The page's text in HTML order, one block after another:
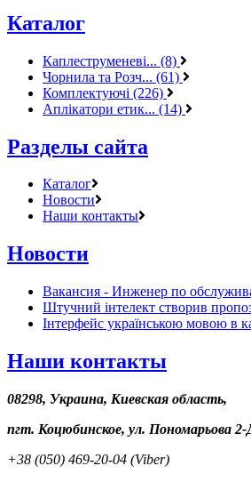
Каталог
Каплеструменеві... (8)
Чорнила та Розч... (61)
Комплектуючі (226)
Аплікатори етик... (14)
Разделы сайта
Каталог
Новости
Наши контакты
Новости
Вакансия - Инженер по
Штучний інтелект створив
Інтерфейс українською мовою в
Наши контакты
08298, Украина, Киевская область,
пгт. Коцюбинское, ул. Пономарьова
+38 (050) 469-20-04 (Viber)